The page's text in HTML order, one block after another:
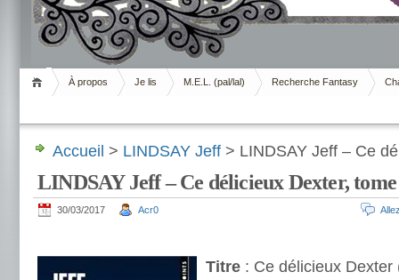
Livrement
À propos Je lis M.E.L. (pal/lal) Recherche Fantasy
Accueil > LINDSAY Jeff > LINDSAY Jeff – Ce
LINDSAY Jeff – Ce délicieux Dexter,
30/03/2017 Acr0
Titre : Ce délicieux Dexter